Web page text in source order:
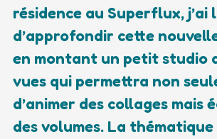
résidence au Superflux, j’ai
d’approfondir cette
en montant un petit studio
vues qui permettra non
d’animer des collages mais
des volumes. La